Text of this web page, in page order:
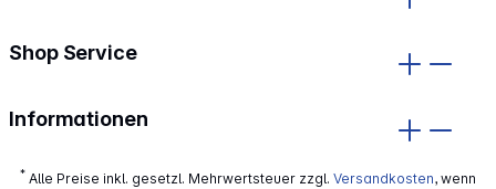
Shop Service
Informationen
* Alle Preise inkl. gesetzl. Mehrwertsteuer zzgl. Versandkosten, wenn